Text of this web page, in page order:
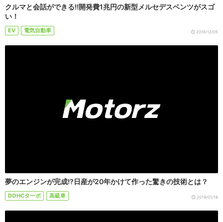
クルマと会話ができる!!開発費1兆円の新型メルセデスベンツがスゴ
い！
EV 電気自動車 2018/12/05
夢のエンジンが完成!?日産が20年かけて作った驚きの技術とは？
DOHCターボ 高級車 2019/01/18